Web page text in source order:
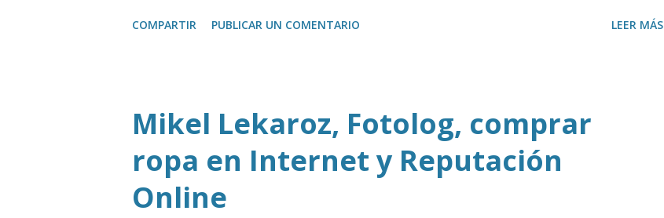
COMPARTIR PUBLICAR UN COMENTARIO LEER MÁS
Mikel Lekaroz, Fotolog, comprar
ropa en Internet y Reputación
Online